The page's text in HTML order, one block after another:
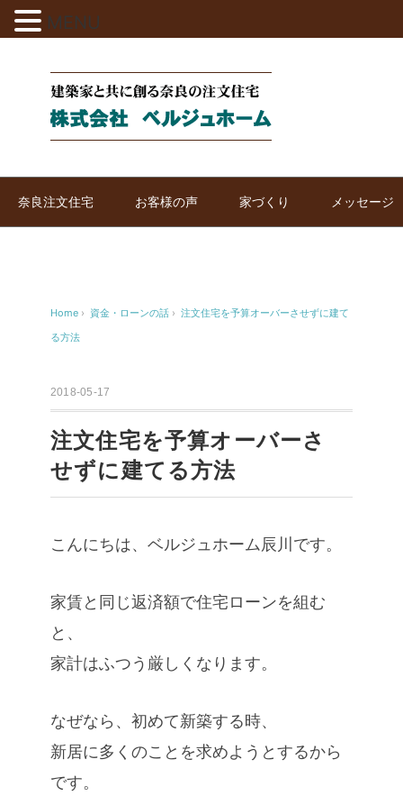
奈良注文住宅 お客様の声 家づくり メッセージ
Home › 資金・ローンの話 › 注文住宅を予算オーバーさせずに建て
る方法
2018-05-17
注文住宅を予算オーバーさ
せずに建てる方法
こんにちは、ベルジュホーム辰川です。
家賃と同じ返済額で住宅ローンを組む
と、
家計はふつう厳しくなります。
なぜなら、初めて新築する時、
新居に多くのことを求めようとするから
です。
MENU